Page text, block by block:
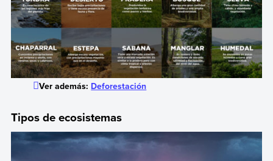
Ver además: Deforestación
Tipos de ecosistemas